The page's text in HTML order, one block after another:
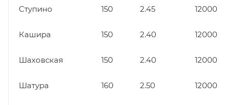
Ступино 150 2.45 12000
Кашира 150 2.40 12000
Шаховская 150 2.40 12000
Шатура 160 2.50 12000